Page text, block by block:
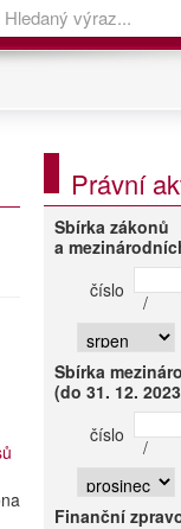
Právní
Sbírka zákonů
a
číslo
/
Sbírka
(do 31. 12.
číslo
/
Finanční